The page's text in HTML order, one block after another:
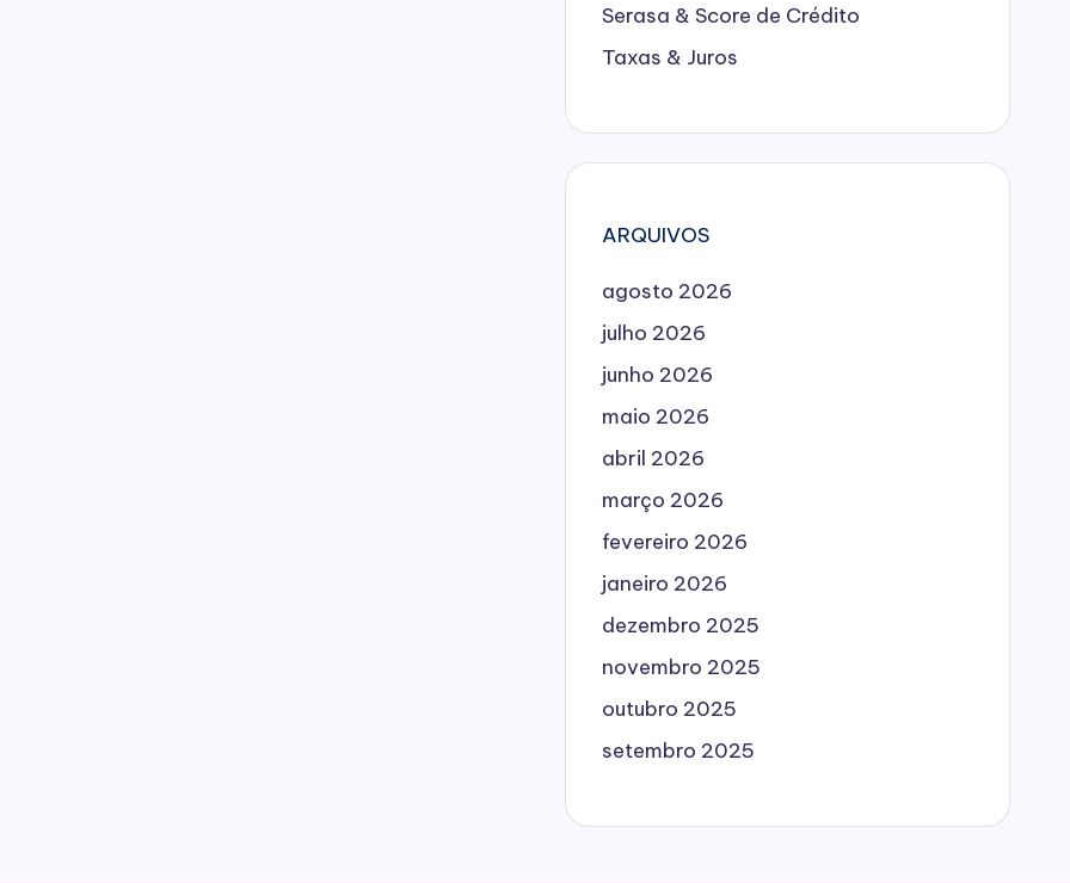
Serasa & Score de Crédito
Taxas & Juros
ARQUIVOS
agosto 2026
julho 2026
junho 2026
maio 2026
abril 2026
março 2026
fevereiro 2026
janeiro 2026
dezembro 2025
novembro 2025
outubro 2025
setembro 2025